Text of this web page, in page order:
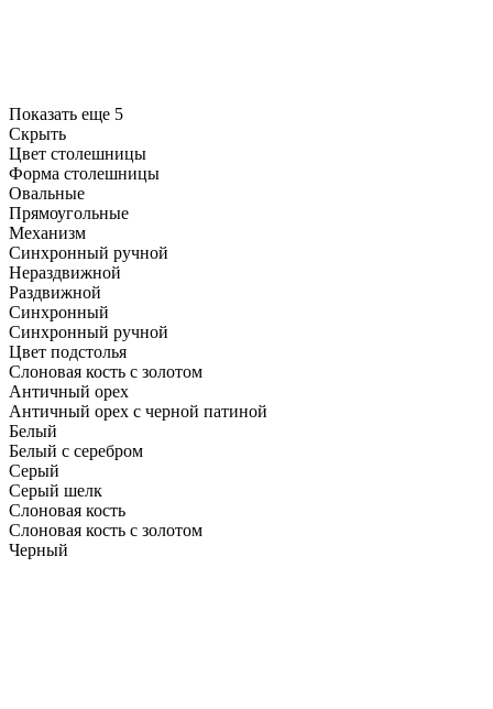
Показать еще 5
Скрыть
Цвет столешницы
Форма столешницы
Овальные
Прямоугольные
Механизм
Синхронный ручной
Нераздвижной
Раздвижной
Синхронный
Синхронный ручной
Цвет подстолья
Слоновая кость с золотом
Античный орех
Античный орех с черной патиной
Белый
Белый с серебром
Серый
Серый шелк
Слоновая кость
Слоновая кость с золотом
Черный